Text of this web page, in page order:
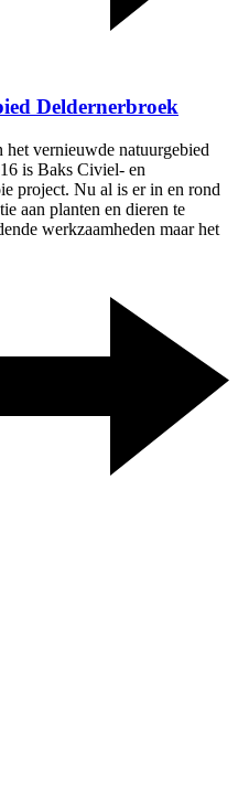
Deldernerbroek
vernieuwde natuurgebied
is Baks Civiel- en
project. Nu al is er in en rond
aan planten en dieren te
werkzaamheden maar het